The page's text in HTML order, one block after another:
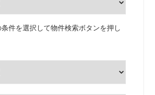
件を選択して物件検索ボタンを押し